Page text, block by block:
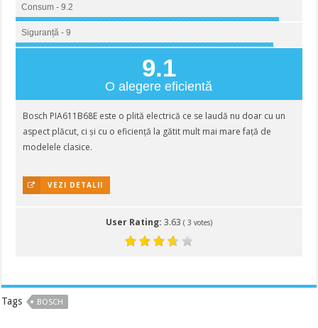
Consum - 9.2
Siguranță - 9
9.1
O alegere eficientă
Bosch PIA611B68E este o plită electrică ce se laudă nu doar cu un
aspect plăcut, ci și cu o eficiență la gătit mult mai mare față de
modelele clasice.
VEZI DETALII
User Rating: 3.63 ( 3 votes)
Tags BOSCH